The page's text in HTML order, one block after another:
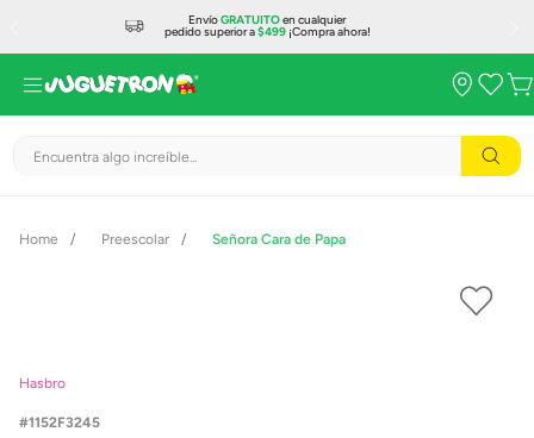
EnvíoGRATUITOen cualquier
pedido superior a$499¡Compra ahora!
Encuentra algo increíble...
Preescolar Señora Cara de Papa
Hasbro
1152F3245